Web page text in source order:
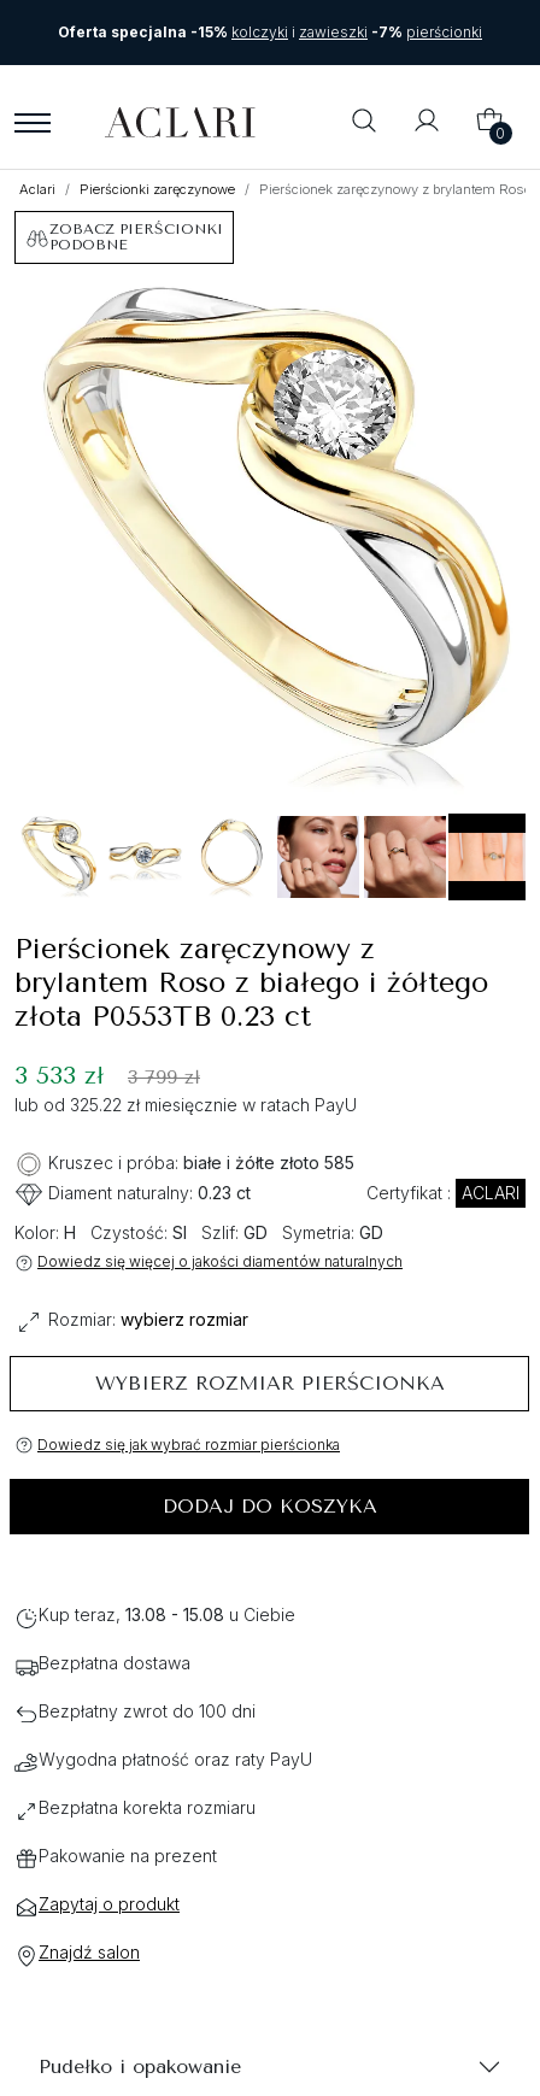
Oferta specjalna -15% kolczyki i zawieszki -7% pierścionki
0
Aclari Pierścionki zaręczynowe Pierścionek zaręczynowy z brylantem Roso
ZOBACZ PIERŚCIONKI
PODOBNE
Pierścionek zaręczynowy z
brylantem Roso z białego i żółtego
złota P0553TB 0.23 ct
3 533 zł 3 799 zł
lub od 325.22 zł miesięcznie w ratach PayU
Kruszec i próba: białe i żółte złoto 585
Diament naturalny: 0.23 ct Certyfikat : ACLARI
Kolor: H Czystość: SI Szlif: GD Symetria: GD
Dowiedz się więcej o jakości diamentów naturalnych
Rozmiar: wybierz rozmiar
WYBIERZ ROZMIAR PIERŚCIONKA
Dowiedz się jak wybrać rozmiar pierścionka
DODAJ DO KOSZYKA
Kup teraz, 13.08 - 15.08 u Ciebie
Bezpłatna dostawa
Bezpłatny zwrot do 100 dni
Wygodna płatność oraz raty PayU
Bezpłatna korekta rozmiaru
Pakowanie na prezent
Zapytaj o produkt
Znajdź salon
Pudełko i opakowanie